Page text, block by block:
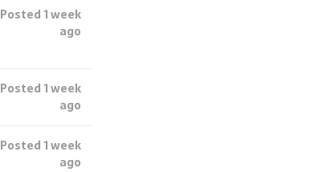
Posted 1 week
ago
Posted 1 week
ago
Posted 1 week
ago